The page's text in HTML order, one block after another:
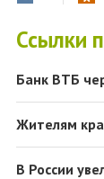
Ссылки
Банк ВТБ
Жителям
В России